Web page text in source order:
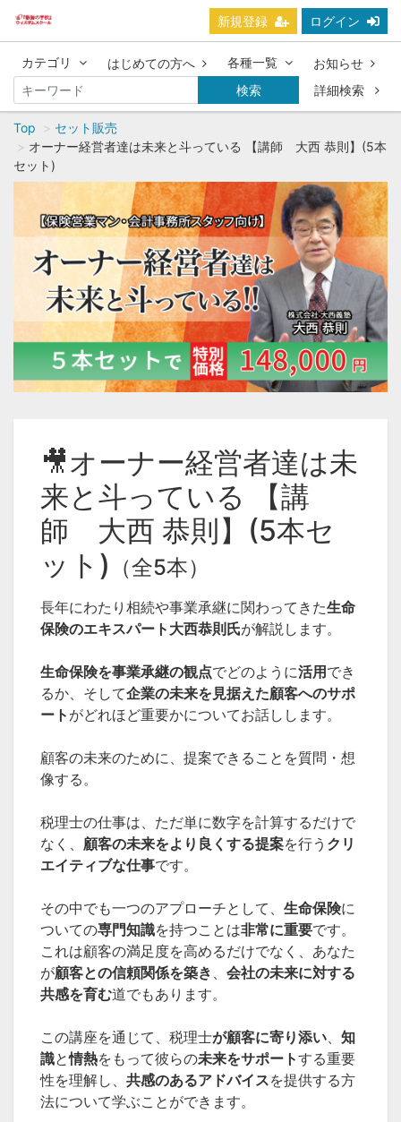
新規登録 ログイン
カテゴリ はじめての方へ 各種一覧
お知らせ
検索
詳細検索
Top
セット販売
オーナー経営者達は未来と斗っている 【講師 大西 恭則】(5本
セット)
🎥オーナー経営者達は未
来と斗っている 【講
師 大西 恭則】(5本セ
ット)
（全5本）
長年にわたり相続や事業承継に関わってきた生命
保険のエキスパート大西恭則氏が解説します。
生命保険を事業承継の観点でどのように活用 でき
るか、そして企業の未来を見据えた顧客へのサポ
ート がどれほど重要かについてお話しします。
顧客の未来のために、提案できることを質問・想
像する。
税理士の仕事は、ただ単に数字を計算するだけで
なく、 顧客の未来をより良くする提案を行う クリ
エイティブな仕事です。
その中でも一つのアプローチとして、 生命保険に
ついての専門知識を持つことは非常に重要です。
これは顧客の満足度を高めるだけでなく、あなた
が顧客との信頼関係を築き 、 会社の未来に対する
共感を育む道でもあります。
この講座を通じて、税理士が顧客に寄り添い、 知
識と情熱をもって彼らの未来をサポートする重要
性を理解し、 共感のあるアドバイスを提供する方
法について学ぶことができます。